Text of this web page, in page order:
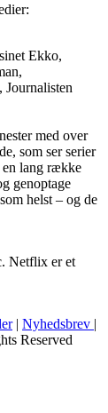
Ekko,
Journalisten
med over
som ser serier
lang række
genoptage
helst – og de
Netflix er et
| Nyhedsbrev |
Reserved